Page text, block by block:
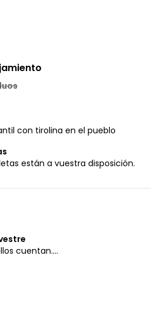
con tirolina en el pueblo
están a vuestra disposición.
cuentan....